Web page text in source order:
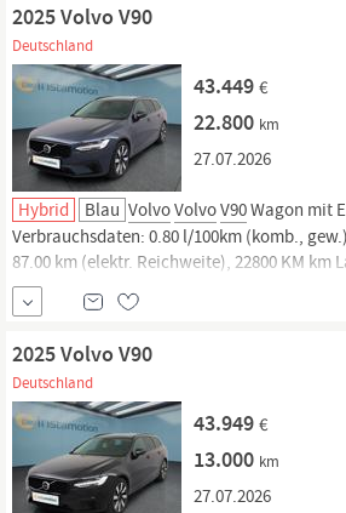
2025 Volvo V90
Deutschland
43.449 €
22.800 km
27.07.2026
Hybrid Blau VolvoVolvoV90Wagon mit
Verbrauchsdaten: 0.80 l/100km (komb.,
87.00 km (elektr. Reichweite), 22800 KM km
und. Jetzt bei instamotion online kaufen
Nur geprüfte Fahrzeuge mit Garantie, 14
2025 Volvo V90
Deutschland
43.949 €
13.000 km
27.07.2026